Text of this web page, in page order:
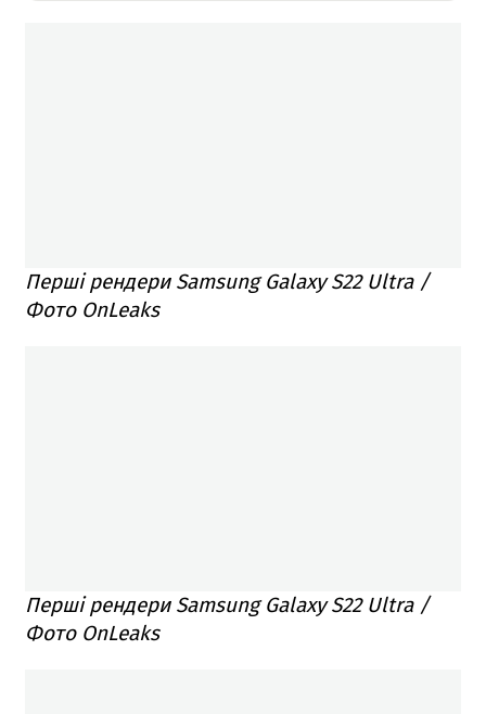
Перші рендери Samsung Galaxy S22 Ultra /
Фото OnLeaks
Перші рендери Samsung Galaxy S22 Ultra /
Фото OnLeaks